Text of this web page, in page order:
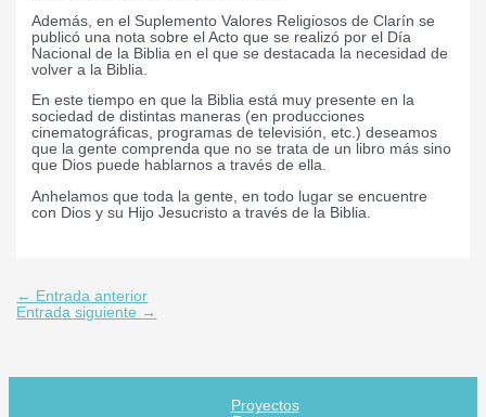
Además, en el Suplemento Valores Religiosos de Clarín se
publicó una nota sobre el Acto que se realizó por el Día
Nacional de la Biblia en el que se destacada la necesidad de
volver a la Biblia.
En este tiempo en que la Biblia está muy presente en la
sociedad de distintas maneras (en producciones
cinematográficas, programas de televisión, etc.) deseamos
que la gente comprenda que no se trata de un libro más sino
que Dios puede hablarnos a través de ella.
Anhelamos que toda la gente, en todo lugar se encuentre
con Dios y su Hijo Jesucristo a través de la Biblia.
← Entrada anterior
Entrada siguiente →
Proyectos